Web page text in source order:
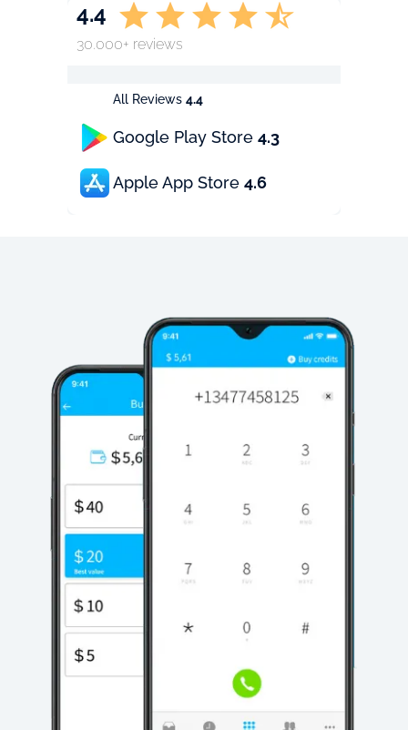
All Reviews 4.4
Google Play Store 4.3
Apple App Store 4.6
4.4
30.000+ reviews